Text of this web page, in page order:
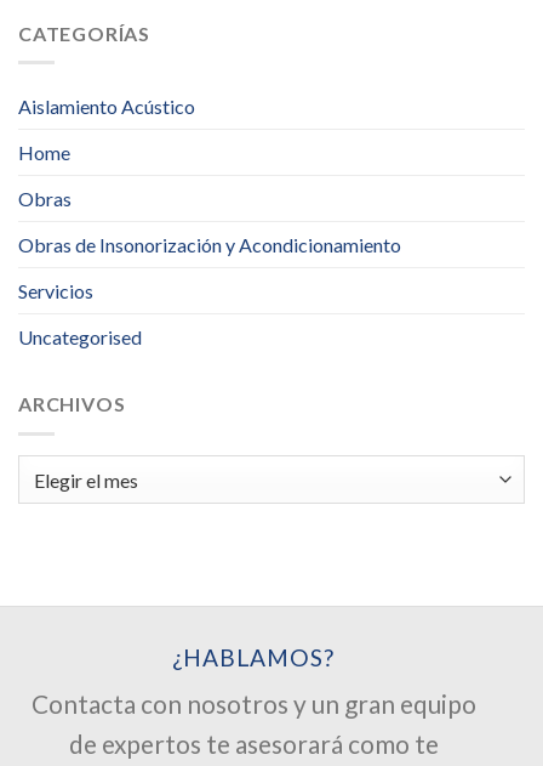
CATEGORÍAS
Aislamiento Acústico
Home
Obras
Obras de Insonorización y Acondicionamiento
Servicios
Uncategorised
ARCHIVOS
¿HABLAMOS?
Contacta con nosotros y un gran equipo
de expertos te asesorará como te